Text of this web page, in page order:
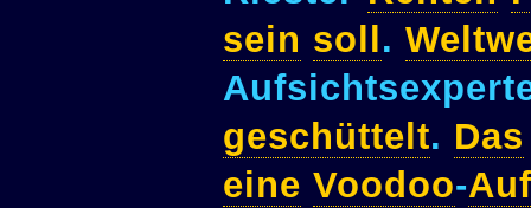
sein soll .
geschüttelt. Das
eine Voodoo-